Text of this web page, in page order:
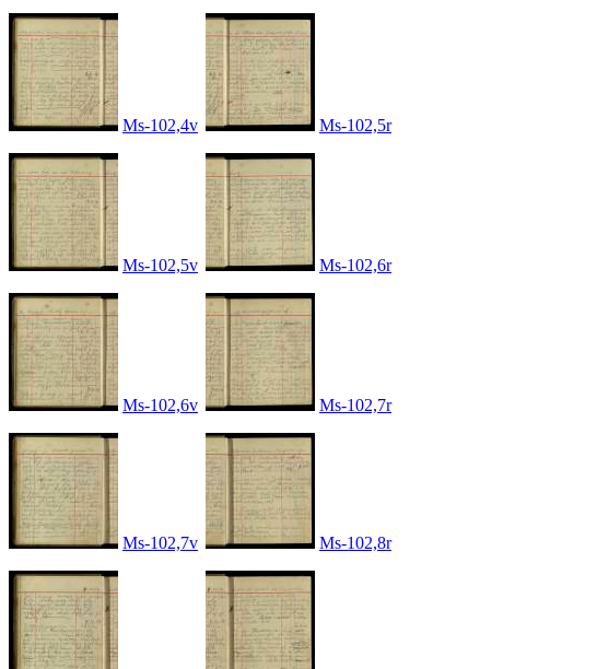
Ms-102,4v Ms-102,5r
Ms-102,5v Ms-102,6r
Ms-102,6v Ms-102,7r
Ms-102,7v Ms-102,8r